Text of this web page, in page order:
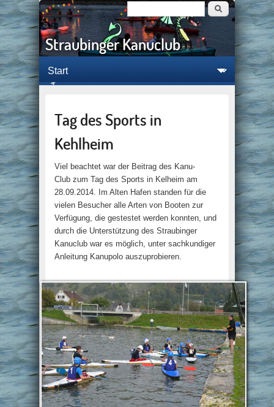
Straubinger Kanuclub
SuchformularSuche
Tag des Sports in
Kehlheim
Viel beachtet war der Beitrag des Kanu-
Club zum Tag des Sports in Kelheim am
28.09.2014. Im Alten Hafen standen für die
vielen Besucher alle Arten von Booten zur
Verfügung, die gestestet werden konnten, und
durch die Unterstützung des Straubinger
Kanuclub war es möglich, unter sachkundiger
Anleitung Kanupolo auszuprobieren.